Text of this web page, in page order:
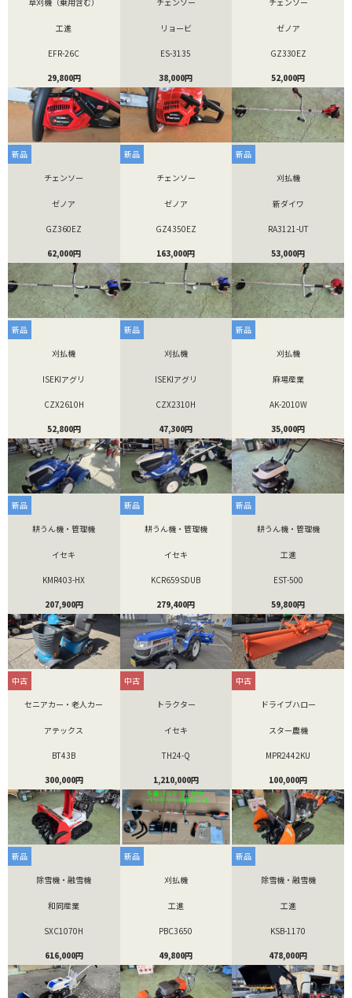
工進
EFR-26C
29,800円
リョービ
ES-3135
38,000円
ゼノア
GZ330EZ
52,000円
新品
チェンソー
ゼノア
GZ360EZ
62,000円
新品
チェンソー
ゼノア
GZ4350EZ
163,000円
新品
刈払機
新ダイワ
RA3121-UT
53,000円
新品
刈払機
ISEKIアグリ
CZX2610H
52,800円
新品
刈払機
ISEKIアグリ
CZX2310H
47,300円
新品
刈払機
麻場産業
AK-2010W
35,000円
新品
耕うん機・管理機
イセキ
KMR403-HX
207,900円
新品
耕うん機・管理機
イセキ
KCR659SDUB
279,400円
新品
耕うん機・管理機
工進
EST-500
59,800円
中古
セニアカー・老人カー
アテックス
BT43B
300,000円
中古
トラクター
イセキ
TH24-Q
1,210,000円
中古
ドライブハロー
スター農機
MPR2442KU
100,000円
新品
除雪機・融雪機
和同産業
SXC1070H
616,000円
新品
刈払機
工進
PBC3650
49,800円
新品
除雪機・融雪機
工進
KSB-1170
478,000円